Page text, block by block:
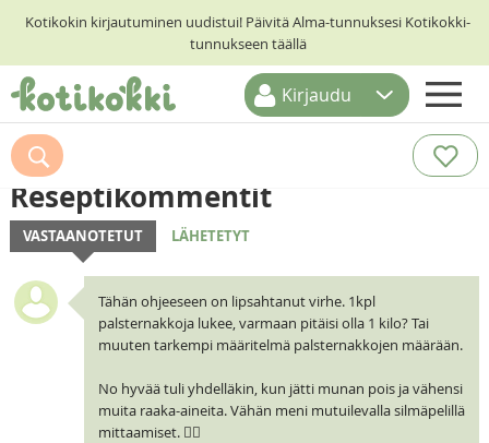
Kotikokin kirjautuminen uudistui! Päivitä Alma-tunnuksesi Kotikokki-
tunnukseen täällä
ETUSIVU
RESEPTIHAKU
RUOKATEEMAT
KESKUSTELUT
KOTIKOKIT
Kirjaudu
Reseptikommentit
VASTAANOTETUT LÄHETETYT
Tähän ohjeeseen on lipsahtanut virhe. 1kpl
palsternakkoja lukee, varmaan pitäisi olla 1 kilo? Tai
muuten tarkempi määritelmä palsternakkojen määrään.
No hyvää tuli yhdelläkin, kun jätti munan pois ja vähensi
muita raaka-aineita. Vähän meni mutuilevalla silmäpelillä
mittaamiset. 👍🏻